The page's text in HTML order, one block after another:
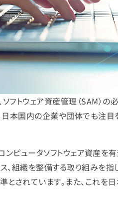
トウェア資産管理（SAM）の
日本国内の企業や団体でも注
ュータソフトウェア資産を有
、組織を整備する取り組みを
とされています。また、これ